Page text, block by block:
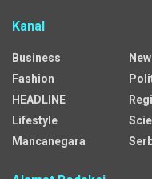
Kanal
Business
Fashion
HEADLINE
Lifestyle
Mancanegara